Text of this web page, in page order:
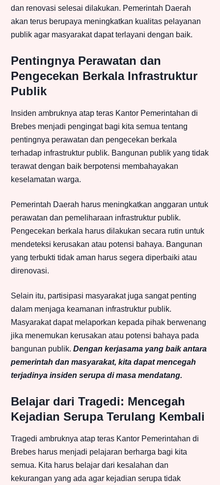
dan renovasi selesai dilakukan. Pemerintah Daerah
akan terus berupaya meningkatkan kualitas pelayanan
publik agar masyarakat dapat terlayani dengan baik.
Pentingnya Perawatan dan
Pengecekan Berkala Infrastruktur
Publik
Insiden ambruknya atap teras Kantor Pemerintahan di
Brebes menjadi pengingat bagi kita semua tentang
pentingnya perawatan dan pengecekan berkala
terhadap infrastruktur publik. Bangunan publik yang tidak
terawat dengan baik berpotensi membahayakan
keselamatan warga.
Pemerintah Daerah harus meningkatkan anggaran untuk
perawatan dan pemeliharaan infrastruktur publik.
Pengecekan berkala harus dilakukan secara rutin untuk
mendeteksi kerusakan atau potensi bahaya. Bangunan
yang terbukti tidak aman harus segera diperbaiki atau
direnovasi.
Selain itu, partisipasi masyarakat juga sangat penting
dalam menjaga keamanan infrastruktur publik.
Masyarakat dapat melaporkan kepada pihak berwenang
jika menemukan kerusakan atau potensi bahaya pada
bangunan publik. Dengan kerjasama yang baik antara
pemerintah dan masyarakat, kita dapat mencegah
terjadinya insiden serupa di masa mendatang.
Belajar dari Tragedi: Mencegah
Kejadian Serupa Terulang Kembali
Tragedi ambruknya atap teras Kantor Pemerintahan di
Brebes harus menjadi pelajaran berharga bagi kita
semua. Kita harus belajar dari kesalahan dan
kekurangan yang ada agar kejadian serupa tidak